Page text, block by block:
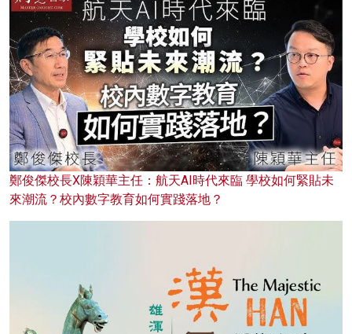
鄭俊傑校長X陳穎華主任：航天AI時代來臨 學校如何緊貼未
來潮流？校內數字教育如何實踐落地？